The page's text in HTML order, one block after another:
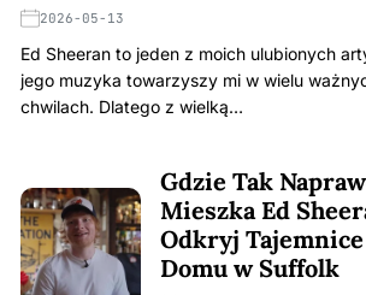
2026-05-13
Ed Sheeran to jeden z moich ulubionych
jego muzyka towarzyszy mi w wielu
chwilach. Dlatego z wielką…
Gdzie Tak
Mieszka Ed
Odkryj Tajemnice
Domu w Suffolk